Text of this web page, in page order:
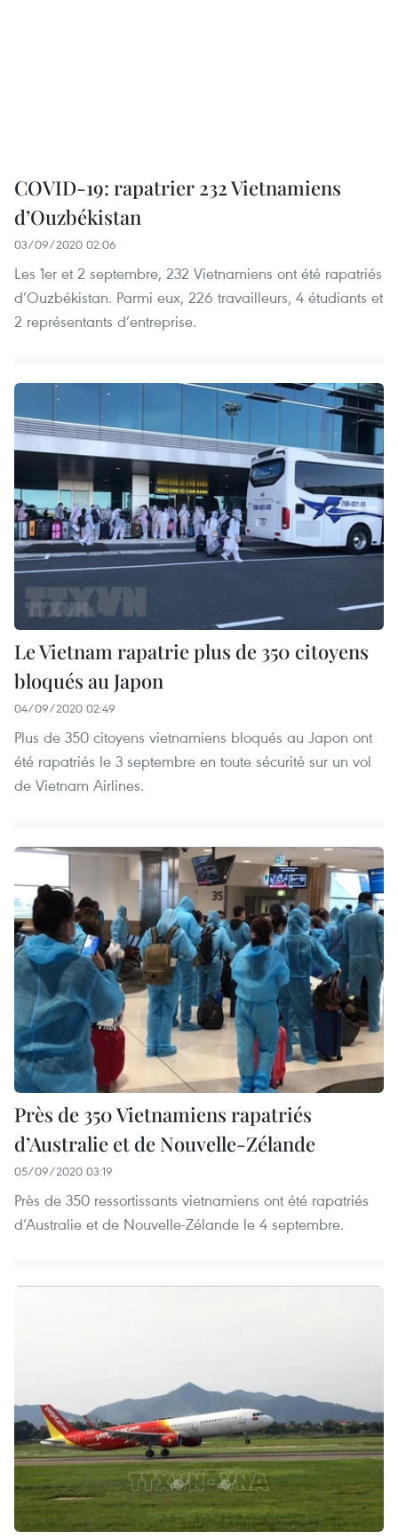
COVID-19: rapatrier 232 Vietnamiens
d’Ouzbékistan
03/09/2020 02:06
Les 1er et 2 septembre, 232 Vietnamiens ont été rapatriés
d’Ouzbékistan. Parmi eux, 226 travailleurs, 4 étudiants et
2 représentants d’entreprise.
Le Vietnam rapatrie plus de 350 citoyens
bloqués au Japon
04/09/2020 02:49
Plus de 350 citoyens vietnamiens bloqués au Japon ont
été rapatriés le 3 septembre en toute sécurité sur un vol
de Vietnam Airlines.
Près de 350 Vietnamiens rapatriés
d’Australie et de Nouvelle-Zélande
05/09/2020 03:19
Près de 350 ressortissants vietnamiens ont été rapatriés
d’Australie et de Nouvelle-Zélande le 4 septembre.